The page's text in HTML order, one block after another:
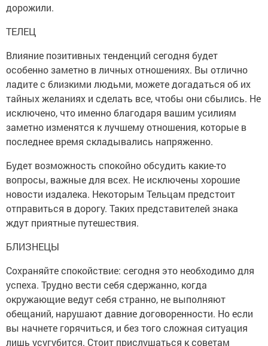
дорожили.
ТЕЛЕЦ
Влияние позитивных тенденций сегодня будет
особенно заметно в личных отношениях. Вы отлично
ладите с близкими людьми, можете догадаться об их
тайных желаниях и сделать все, чтобы они сбылись. Не
исключено, что именно благодаря вашим усилиям
заметно изменятся к лучшему отношения, которые в
последнее время складывались напряженно.
Будет возможность спокойно обсудить какие-то
вопросы, важные для всех. Не исключены хорошие
новости издалека. Некоторым Тельцам предстоит
отправиться в дорогу. Таких представителей знака
ждут приятные путешествия.
БЛИЗНЕЦЫ
Сохраняйте спокойствие: сегодня это необходимо для
успеха. Трудно вести себя сдержанно, когда
окружающие ведут себя странно, не выполняют
обещаний, нарушают давние договоренности. Но если
вы начнете горячиться, и без того сложная ситуация
лишь усугубится. Стоит прислушаться к советам